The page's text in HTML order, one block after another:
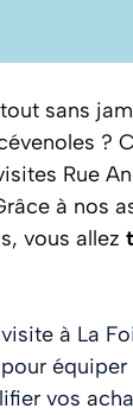
sans
?
Rue
à nos
vous allez
à La
vos